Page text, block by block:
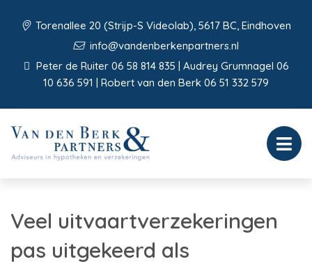
Torenallee 20 (Strijp-S Videolab), 5617 BC, Eindhoven
info@vandenberkenpartners.nl
Peter de Ruiter 06 58 814 835 | Audrey Grumnagel 06
10 636 591 | Robert van den Berk 06 51 332 579
Veel uitvaartverzekeringen
pas uitgekeerd als